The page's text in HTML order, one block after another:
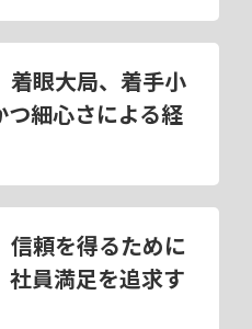
眼大局、着手小
細心さによる経
頼を得るために
社員満足を追求す